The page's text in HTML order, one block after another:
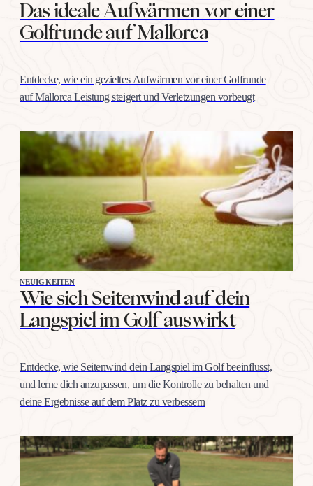
Das ideale Aufwärmen vor einer
Golfrunde auf Mallorca
Entdecke, wie ein gezieltes Aufwärmen vor einer Golfrunde
auf Mallorca Leistung steigert und Verletzungen vorbeugt
NEUIGKEITEN
Wie sich Seitenwind auf dein
Langspiel im Golf auswirkt
Entdecke, wie Seitenwind dein Langspiel im Golf beeinflusst,
und lerne dich anzupassen, um die Kontrolle zu behalten und
deine Ergebnisse auf dem Platz zu verbessern